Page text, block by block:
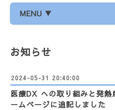
MENU ▼
お知らせ
2024-05-31 20:40:00
医療DX への取り組みと発
ームページに追記しました